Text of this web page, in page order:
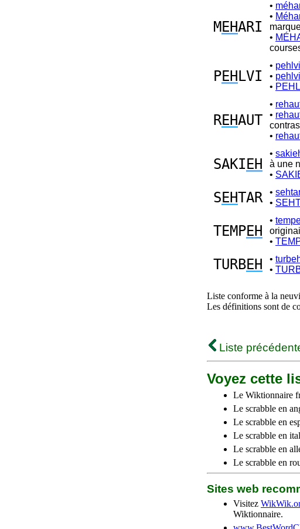
M EHARI
•
•
•
PEH LVI
• pehlvi
• pehlvi
•
REHAUT
•
•
•
SAKI EH
•
à une
•
SEHTAR •
•
TEMPEH
•
•
TURBEH •
•
Liste conforme à la
Les définitions sont de
Liste
Voyez cette
Le Wiktionnaire
Le scrabble en
Le scrabble en
Le scrabble en
Le scrabble en
Le scrabble en
Sites web
Visitez
Wiktionnaire.